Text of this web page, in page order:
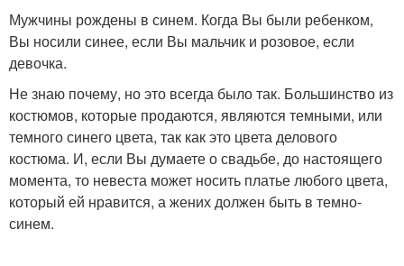
Мужчины рождены в синем. Когда Вы были ребенком,
Вы носили синее, если Вы мальчик и розовое, если
девочка.
Не знаю почему, но это всегда было так. Большинство из
костюмов, которые продаются, являются темными, или
темного синего цвета, так как это цвета делового
костюма. И, если Вы думаете о свадьбе, до настоящего
момента, то невеста может носить платье любого цвета,
который ей нравится, а жених должен быть в темно-
синем.